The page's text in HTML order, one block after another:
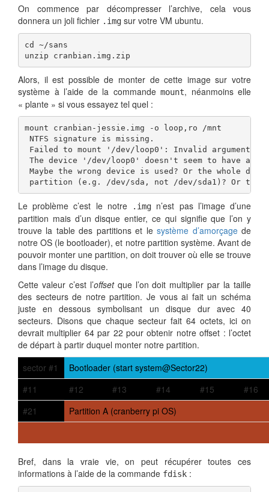
On commence par décompresser l’archive, cela vous
donnera un joli fichier .img sur votre VM ubuntu.
cd ~/sans
unzip cranbian.img.zip
Alors, il est possible de monter de cette image sur votre
système à l’aide de la commande mount, néanmoins elle
« plante » si vous essayez tel quel :
mount cranbian-jessie.img -o loop,ro /mnt
NTFS signature is missing.
Failed to mount '/dev/loop0': Invalid argument
The device '/dev/loop0' doesn't seem to have a
Maybe the wrong device is used? Or the whole
partition (e.g. /dev/sda, not /dev/sda1)? Or the
Le problème c’est le notre .img n’est pas l’image d’une
partition mais d’un disque entier, ce qui signifie que l’on y
trouve la table des partitions et lesystème d’amorçagede
notre OS (le bootloader), et notre partition système. Avant de
pouvoir monter une partition, on doit trouver où elle se trouve
dans l’image du disque.
Cette valeur c’est l’offsetque l’on doit multiplier par la taille
des secteurs de notre partition. Je vous ai fait un schéma
juste en dessous symbolisant un disque dur avec 40
secteurs. Disons que chaque secteur fait 64 octets, ici on
devrait multiplier 64 par 22 pour obtenir notre offset : l’octet
de départ à partir duquel monter notre partition.
sector #1
Bootloader (start system@Sector22)
#11
#12 #13 #14 #15
#16
#21
Partition A (cranberry pi OS)
Bref, dans la vraie vie, on peut récupérer toutes ces
informations à l’aide de la commande fdisk :